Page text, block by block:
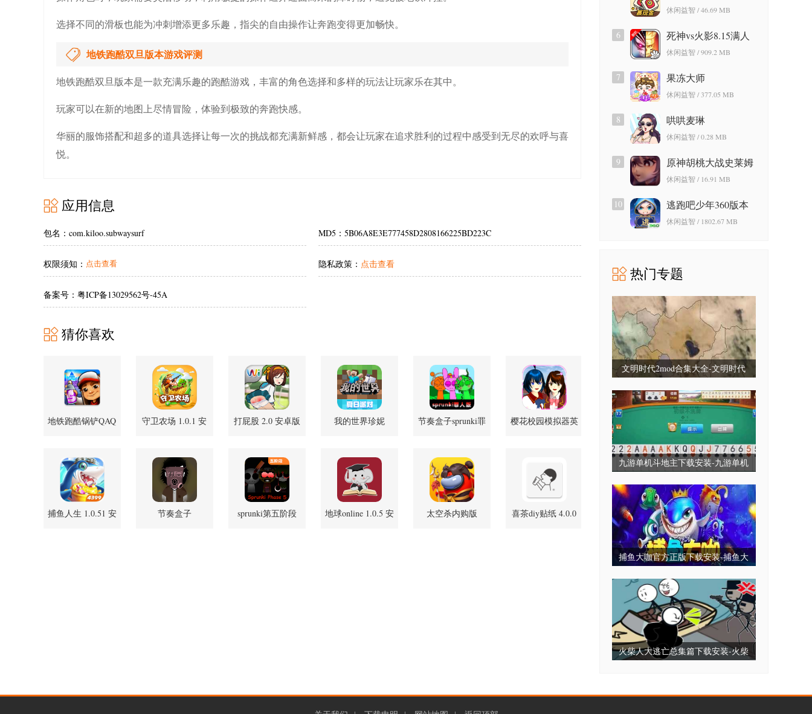
选择不同的滑板也能为冲刺增添更多乐趣，指尖的自由操作让奔跑变得更加畅快。
地铁跑酷双旦版本游戏评测
地铁跑酷双旦版本是一款充满乐趣的跑酷游戏，丰富的角色选择和多样的玩法让玩家乐在其中。
玩家可以在新的地图上尽情冒险，体验到极致的奔跑快感。
华丽的服饰搭配和超多的道具选择让每一次的挑战都充满新鲜感，都会让玩家在追求胜利的过程中感受到无尽的欢呼与喜
悦。
应用信息
包名：com.kiloo.subwaysurf MD5：5B06A8E3E777458D2808166225BD223C
权限须知： 点击查看 隐私政策： 点击查看
备案号：粤ICP备13029562号-45A
猜你喜欢
地铁跑酷锅铲QAQ
守卫农场 1.0.1 安
打屁股 2.0 安卓版
我的世界珍妮
节奏盒子sprunki罪
樱花校园模拟器英
捕鱼人生 1.0.51 安
节奏盒子
sprunki第五阶段
地球online 1.0.5 安
太空杀内购版
喜茶diy贴纸 4.0.0
休闲益智 / 46.69 MB
6
死神vs火影8.15满人
物版
休闲益智 / 909.2 MB
7 果冻大师
休闲益智 / 377.05 MB
8 哄哄麦琳
休闲益智 / 0.28 MB
9
原神胡桃大战史莱姆
游戏免费版
休闲益智 / 16.91 MB
10 逃跑吧少年360版本
休闲益智 / 1802.67 MB
热门专题
文明时代2mod合集大全-文明时代
整合包
九游单机斗地主下载安装-九游单机
无毒免费无需网
捕鱼大咖官方正版下载安装-捕鱼大
本
火柴人大逃亡总集篇下载安装-火柴